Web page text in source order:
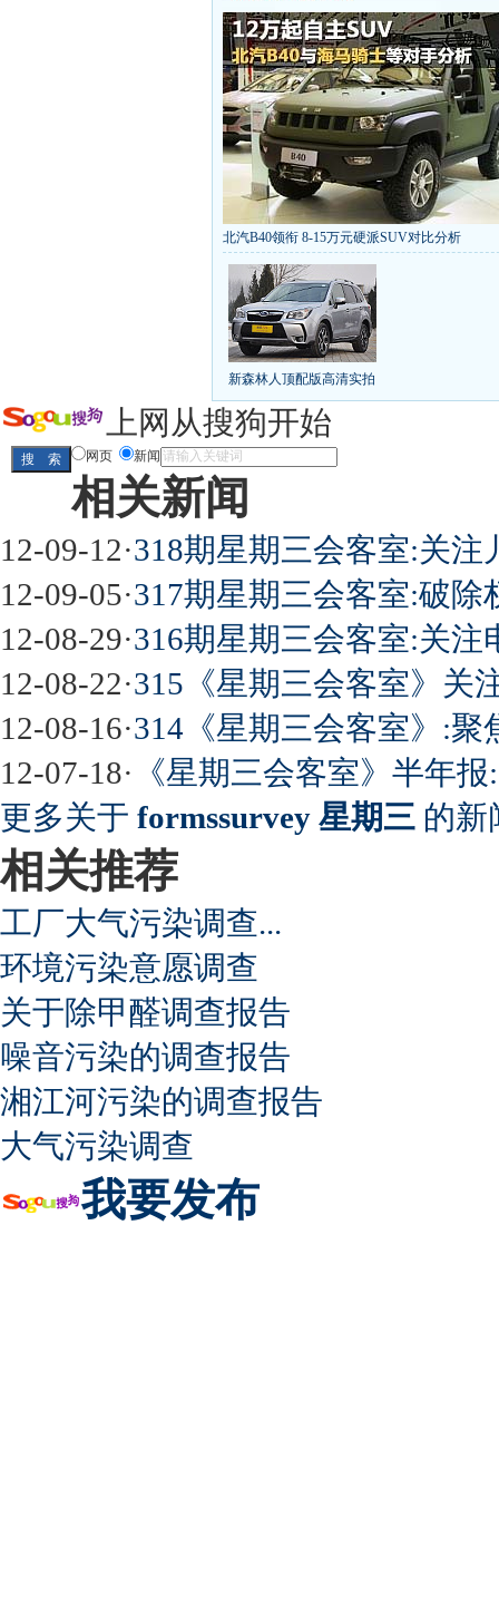
北汽B40领衔 8-15万元硬派SUV对比分析
丰田推八款低价新车 全新RAV4海外售
第九代雅阁/本田新小SUV
凯越已跌至8折甩卖 6款合资自主车是真的低价
给中国人争气的热销SUV 全新马自达6：海外
10万元新车叫板合资 15万买车谁好
长城2013年新SUV规划曝光
全新胜达23日上市 秒杀日系的SUV
大众6万
最高法解释：醉驾毒驾发生交通事故 交强险应
新森林人顶配版高清实拍
屌丝必看世界末日逃亡车
最强山寨 又奥迪又奔驰
上网从搜狗开始
网页 新闻
相关新闻
12-09-12·318期星期三会客室:关注
12-09-05·317期星期三会客室:破除
12-08-29·316期星期三会客室:关注
12-08-22·315《星期三会客室》关
12-08-16·314《星期三会客室》:聚
12-07-18· 《星期三会客室》半年
更多关于 formssurvey 星期三 的新
相关推荐
工厂大气污染调查...
环境污染意愿调查
关于除甲醛调查报告
噪音污染的调查报告
湘江河污染的调查报告
大气污染调查
我要发布